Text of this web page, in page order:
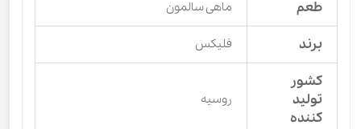
طعم ماهی سالمون
برند فلیکس
کشور
تولید
کننده
روسیه